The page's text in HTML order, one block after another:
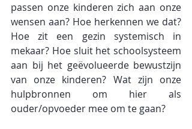
passen onze kinderen zich aan onze
wensen aan? Hoe herkennen we dat?
Hoe zit een gezin systemisch in
mekaar? Hoe sluit het schoolsysteem
aan bij het geëvolueerde bewustzijn
van onze kinderen? Wat zijn onze
hulpbronnen om hier als
ouder/opvoeder mee om te gaan?